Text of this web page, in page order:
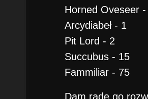
Horned Oveseer
Arcydiabeł - 1
Pit Lord - 2
Succubus - 15
Fammiliar - 75
Dam radę go